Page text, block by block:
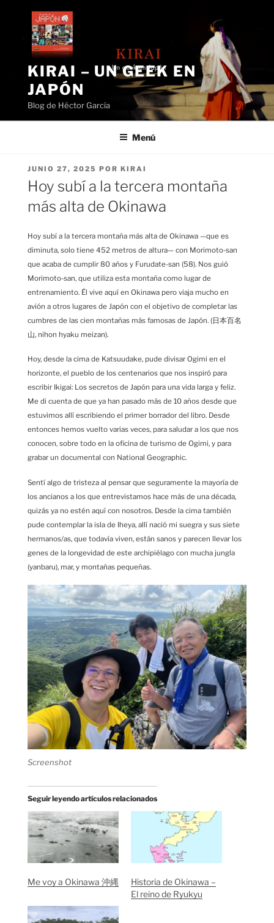
contenido
KIRAI – UN GEEK EN
JAPÓN
Blog de Héctor García
Menú
PUBLICADO
EL
JUNIO 27, 2025 POR KIRAI
Hoy subí a la tercera montaña
más alta de Okinawa
Hoy subí a la tercera montaña más alta de Okinawa —que es
diminuta, solo tiene 452 metros de altura— con Morimoto-san
que acaba de cumplir 80 años y Furudate-san (58). Nos guió
Morimoto-san, que utiliza esta montaña como lugar de
entrenamiento. Él vive aquí en Okinawa pero viaja mucho en
avión a otros lugares de Japón con el objetivo de completar las
cumbres de las cien montañas más famosas de Japón. (日本百名
山, nihon hyaku meizan).
Hoy, desde la cima de Katsuudake, pude divisar Ogimi en el
horizonte, el pueblo de los centenarios que nos inspiró para
escribir Ikigai: Los secretos de Japón para una vida larga y feliz.
Me di cuenta de que ya han pasado más de 10 años desde que
estuvimos allí escribiendo el primer borrador del libro. Desde
entonces hemos vuelto varias veces, para saludar a los que nos
conocen, sobre todo en la oficina de turismo de Ogimi, y para
grabar un documental con National Geographic.
Sentí algo de tristeza al pensar que seguramente la mayoría de
los ancianos a los que entrevistamos hace más de una década,
quizás ya no estén aquí con nosotros. Desde la cima también
pude contemplar la isla de Iheya, allí nació mi suegra y sus siete
hermanos/as, que todavía viven, están sanos y parecen llevar los
genes de la longevidad de este archipiélago con mucha jungla
(yanbaru), mar, y montañas pequeñas.
Screenshot
Seguir leyendo artículos relacionados
Me voy a Okinawa 沖縄
Historia de Okinawa –
El reino de Ryukyu